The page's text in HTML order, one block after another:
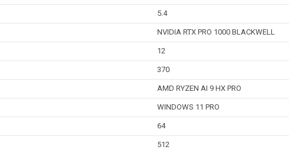
5.4
NVIDIA RTX PRO 1000 BLACKWELL
12
370
AMD RYZEN AI 9 HX PRO
WINDOWS 11 PRO
64
512